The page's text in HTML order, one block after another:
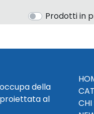
Prodotti in
della
al